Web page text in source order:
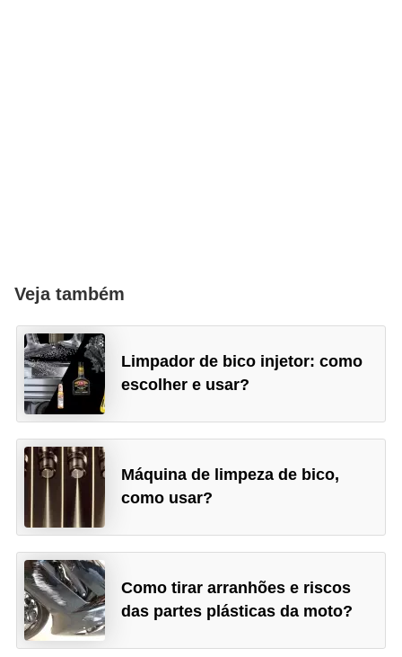
Veja também
Limpador de bico injetor: como
escolher e usar?
Máquina de limpeza de bico,
como usar?
Como tirar arranhões e riscos
das partes plásticas da moto?